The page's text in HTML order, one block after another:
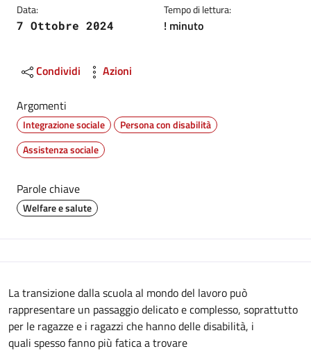
Data:
7 Ottobre 2024
Tempo di lettura:
! minuto
Condividi Azioni
Argomenti
Integrazione sociale
Persona con disabilità
Assistenza sociale
Parole chiave
Welfare e salute
Descrizione
La transizione dalla scuola al mondo del lavoro può
rappresentare un passaggio delicato e complesso, soprattutto
per le ragazze e i ragazzi che hanno delle disabilità, i
quali spesso fanno più fatica a trovare